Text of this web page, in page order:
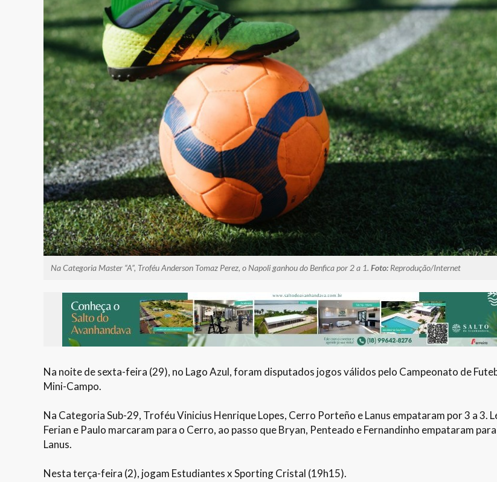
Na Categoria Master “A”, Troféu Anderson Tomaz Perez, o Napoli ganhou do Benfica por 2 a 1. Foto: Reprodução/Internet
Na noite de sexta-feira (29), no Lago Azul, foram disputados jogos válidos pelo Campeonato de
Mini-Campo.
Na Categoria Sub-29, Troféu Vinicius Henrique Lopes, Cerro Porteño e Lanus empataram por 3 a 3.
Ferian e Paulo marcaram para o Cerro, ao passo que Bryan, Penteado e Fernandinho empataram
Lanus.
Nesta terça-feira (2), jogam Estudiantes x Sporting Cristal (19h15).